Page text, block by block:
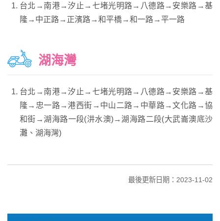
台北→南港→汐止→七堵光明路→八德路→安樂路→基
隆→中正路→正濱路→和平橋→和一路→平一路
湖海灣
台北→南港→汐止→七堵光明路→八德路→安樂路→基
隆→忠一路→港西街→中山二路→中華路→文化路→協
和街→湖海路一段(汫水澳)→湖海路二段(大武崙澳底沙
灘、湖海灣)
最後更新日期：2023-11-02